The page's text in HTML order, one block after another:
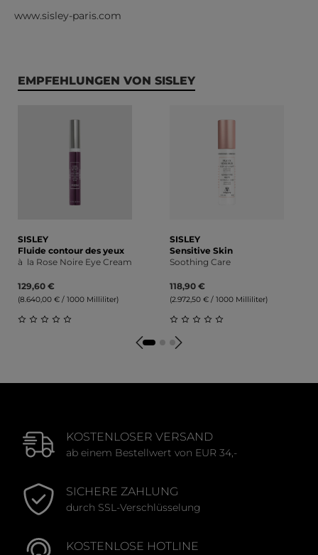
www.sisley-paris.com
Produktgalerie überspringen
EMPFEHLUNGEN VON SISLEY
SISLEY
Fluide contour des yeux
à la Rose Noire Eye Cream
129,60 €
(8.640,00 € / 1000 Milliliter)
Durchschnittliche Bewertung von 0 von 5 Sternen
SISLEY
Sensitive Skin
Soothing Care
118,90 €
(2.972,50 € / 1000 Milliliter)
Durchschnittliche
KOSTENLOSER VERSAND
ab einem Bestellwert von EUR 34,-
SICHERE ZAHLUNG
durch SSL-Verschlüsselung
KOSTENLOSE HOTLINE